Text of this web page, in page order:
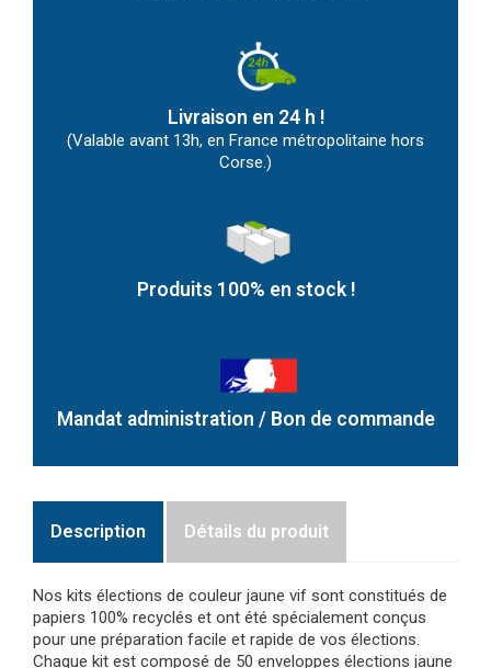
Livraison en 24 h !
(Valable avant 13h, en France métropolitaine hors
Corse.)
Produits 100% en stock !
Mandat administration / Bon de commande
Description Détails du produit
Nos kits élections de couleur jaune vif sont constitués de
papiers 100% recyclés et ont été spécialement conçus
pour une préparation facile et rapide de vos élections.
Chaque kit est composé de 50 enveloppes élections jaune